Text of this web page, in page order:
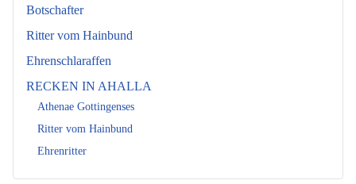
Botschafter
Ritter vom Hainbund
Ehrenschlaraffen
RECKEN IN AHALLA
Athenae Gottingenses
Ritter vom Hainbund
Ehrenritter